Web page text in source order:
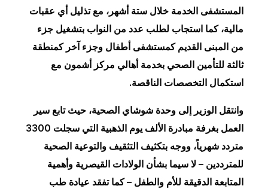
المستشفى الخدمة خلال ستة أشهر، مع تذليل أي عقبات
مالية، كما استجاب لطلب عدد من النواب بتشغيل جزء
من المبنى القديم كمستشفى أطفال وجزء آخر كمنطقة
ثالثة للتأمين الصحي بخدمة أهالي مركز أشمون مع
استكمال التخصصات الناقصة.
وانتقل الوزير إلى وحدة شوشاي الصحية، حيث تابع سير
العمل بغرفة مبادرة الألف يوم الذهبية التي سجلت 3300
متردد شهرياً، ووجه بتكثيف التثقيف والتوعية الصحية
للمترددين – لا سيما بشأن الولادات القيصرية وأهمية
المتابعة الدقيقة للأم والطفل – كما تفقد عيادة طب